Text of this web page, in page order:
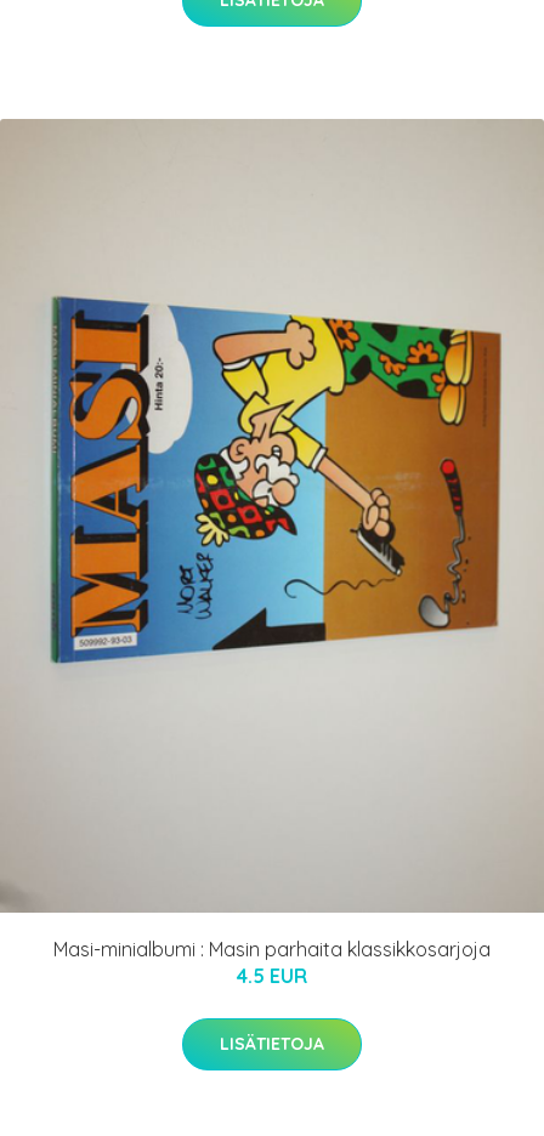
Masi-minialbumi : Masin parhaita klassikkosarjoja
4.5 EUR
LISÄTIETOJA